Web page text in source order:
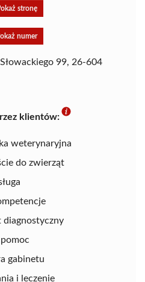
stronę
numer
99, 26-604
klientów:
weterynaryjna
do zwierząt
diagnostyczny
gabinetu
i leczenie